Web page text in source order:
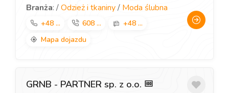
Branża: /Odzież i tkaniny/ Moda ślubna
+48 ... 608 ...
+48 ...
Mapa dojazdu
GRNB - PARTNER sp. z o.o.